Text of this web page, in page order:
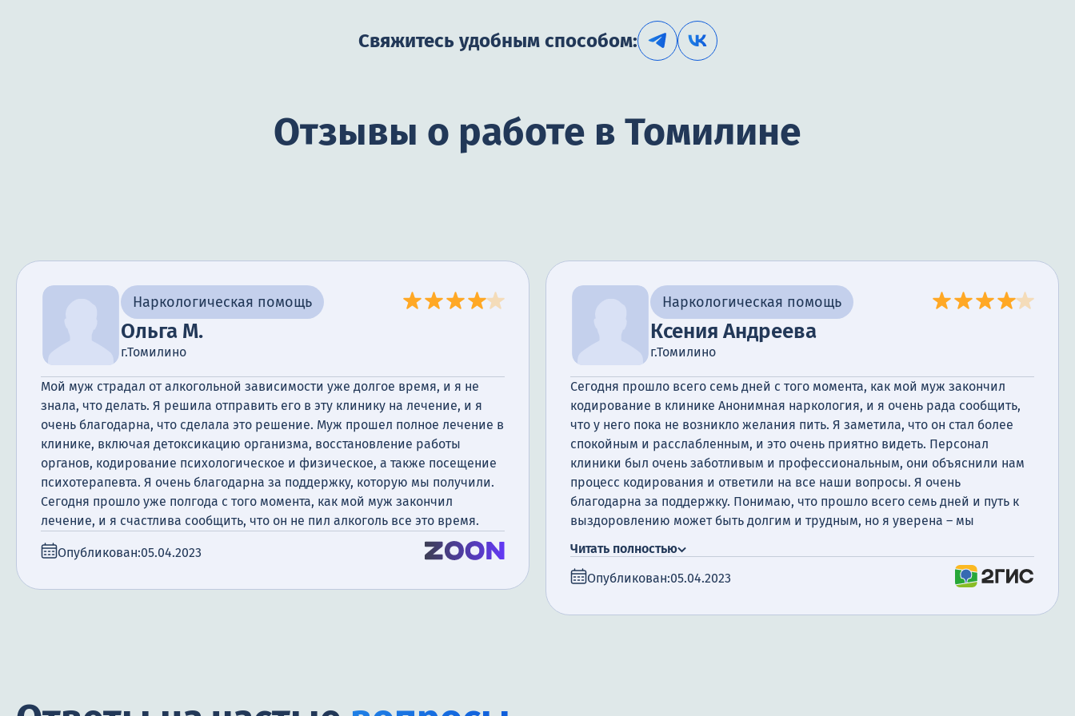
Свяжитесь удобным способом:
Отзывы о работе в Томилине
Наркологическая помощь
Ольга М.
г.Томилино
Мой муж страдал от алкогольной зависимости уже долгое время, и я не
знала, что делать. Я решила отправить его в эту клинику на лечение, и я
очень благодарна, что сделала это решение. Муж прошел полное лечение в
клинике, включая детоксикацию организма, восстановление работы
органов, кодирование психологическое и физическое, а также посещение
психотерапевта. Я очень благодарна за поддержку, которую мы получили.
Сегодня прошло уже полгода с того момента, как мой муж закончил
лечение, и я счастлива сообщить, что он не пил алкоголь все это время.
Опубликован:05.04.2023
Наркологическая помощь
Ксения Андреева
г.Томилино
Сегодня прошло всего семь дней с того момента, как мой муж закончил
кодирование в клинике Анонимная наркология, и я очень рада сообщить,
что у него пока не возникло желания пить. Я заметила, что он стал более
спокойным и расслабленным, и это очень приятно видеть. Персонал
клиники был очень заботливым и профессиональным, они объяснили нам
процесс кодирования и ответили на все наши вопросы. Я очень
благодарна за поддержку. Понимаю, что прошло всего семь дней и путь к
выздоровлению может быть долгим и трудным, но я уверена – мы
Читать полностью
Опубликован:05.04.2023